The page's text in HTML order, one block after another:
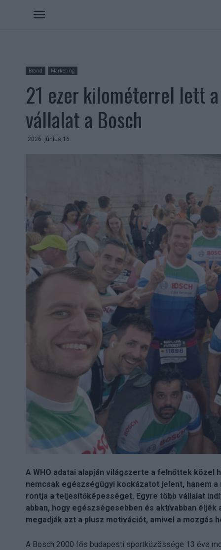
Brand Marketing
21 ezer kilométerrel lett
vállalat a Bosch
2026. június 16.
A WHO adatai alapján világszerte a felnőttek közel
nemcsak egészségügyi kockázatot jelent, hanem
rontja a teljesítőképességet. Egyre több vállalat
abban, hogy egészségesebben és aktívabban
megadják azt a plusz motivációt, amivel a mozgás
A Bosch 2000 fős budapesti sportközössége 13 éve